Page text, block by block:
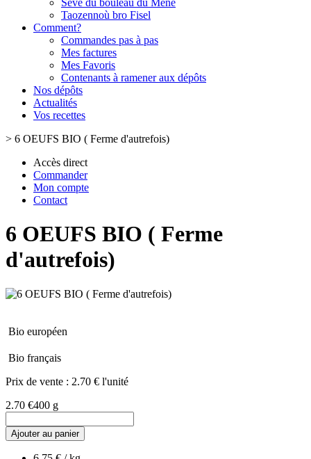
Sève du bouleau du Mené
Taozennoù bro Fisel
Comment?
Commandes pas à pas
Mes factures
Mes Favoris
Contenants à ramener aux dépôts
Nos dépôts
Actualités
Vos recettes
> 6 OEUFS BIO ( Ferme d'autrefois)
Accès direct
Commander
Mon compte
Contact
6 OEUFS BIO ( Ferme
d'autrefois)
Bio européen
Bio français
Prix de vente : 2.70 € l'unité
2.70 €400 g
Ajouter au panier